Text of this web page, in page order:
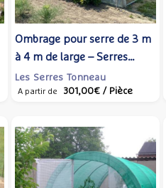
Ombrage pour serre de 3 m
à 4 m de large – Serres
Tonneau
Les Serres Tonneau
A partir de 301,00€ / Pièce